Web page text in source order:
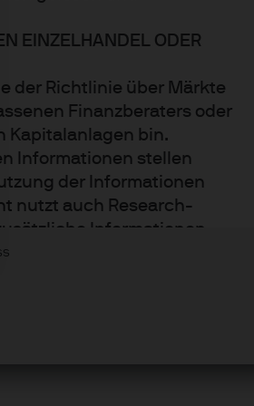
EINZELHANDEL ODER
der Richtlinie über Märkte
Finanzberaters oder
Kapitalanlagen bin.
Informationen stellen
der Informationen
nutzt auch Research-
Informationen
Management wider.
Asset Management
sie zum Zeitpunkt der